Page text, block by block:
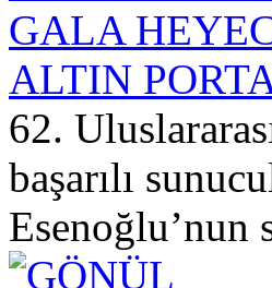
ALTIN
62.
başarılı
Esenoğlu’nun